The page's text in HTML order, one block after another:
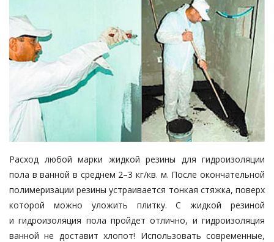
Расход любой марки жидкой резины для гидроизоляции
пола в ванной в среднем 2–3 кг/кв. м. После окончательной
полимеризации резины устраивается тонкая стяжка, поверх
которой можно уложить плитку. С жидкой резиной
и гидроизоляция пола пройдет отлично, и гидроизоляция
ванной не доставит хлопот! Использовать современные,